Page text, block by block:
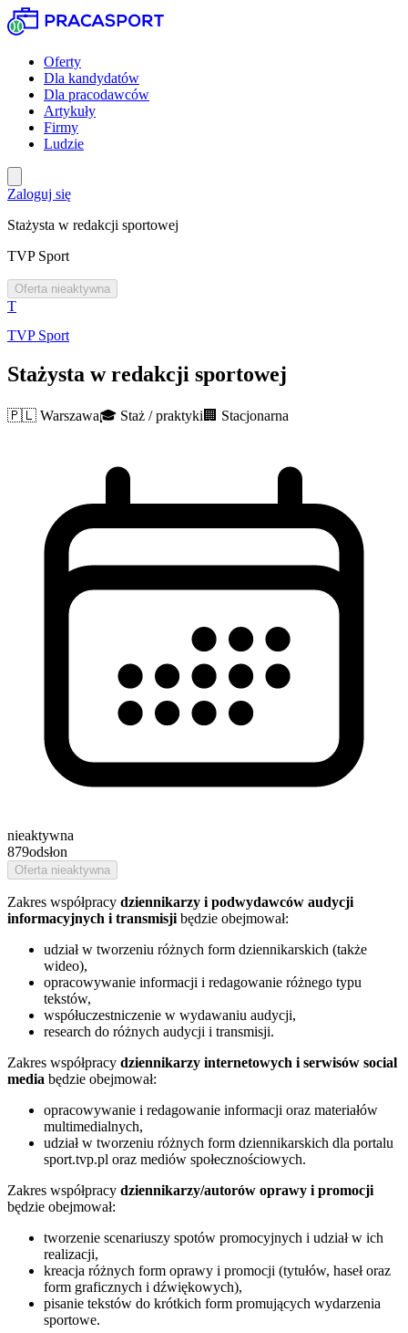
Oferty
Dla kandydatów
Dla pracodawców
Artykuły
Firmy
Ludzie
Zaloguj się
Stażysta w redakcji sportowej
TVP Sport
Oferta nieaktywna
T
TVP Sport
Stażysta w redakcji sportowej
🇵🇱 Warszawa🎓 Staż / praktyki 🏢 Stacjonarna
nieaktywna
879odsłon
Oferta nieaktywna
Zakres współpracy dziennikarzy i podwydawców audycji
informacyjnych i transmisji będzie obejmował:
udział w tworzeniu różnych form dziennikarskich (także
wideo),
opracowywanie informacji i redagowanie różnego typu
tekstów,
współuczestniczenie w wydawaniu audycji,
research do różnych audycji i transmisji.
Zakres współpracy dziennikarzy internetowych i serwisów social
media będzie obejmował:
opracowywanie i redagowanie informacji oraz materiałów
multimedialnych,
udział w tworzeniu różnych form dziennikarskich dla portalu
sport.tvp.pl oraz mediów społecznościowych.
Zakres współpracy dziennikarzy/autorów oprawy i promocji
będzie obejmował:
tworzenie scenariuszy spotów promocyjnych i udział w ich
realizacji,
kreacja różnych form oprawy i promocji (tytułów, haseł oraz
form graficznych i dźwiękowych),
pisanie tekstów do krótkich form promujących wydarzenia
sportowe.